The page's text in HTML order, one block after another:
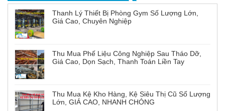
Thanh Lý Thiết Bị Phòng Gym Số Lượng Lớn,
Giá Cao, Chuyên Nghiệp
Thu Mua Phế Liệu Công Nghiệp Sau Tháo Dỡ,
Giá Cao, Dọn Sạch, Thanh Toán Liền Tay
Thu Mua Kệ Kho Hàng, Kệ Siêu Thị Cũ Số Lượng
Lớn, GIÁ CAO, NHANH CHÓNG